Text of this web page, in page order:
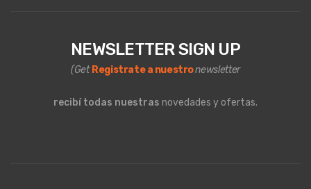
NEWSLETTER SIGN UP
(Get Registrate a nuestronewsletter
recibí todas nuestras novedades y ofertas.